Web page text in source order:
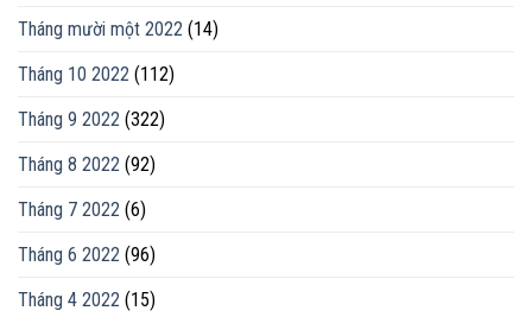
Tháng mười một 2022 (14)
Tháng 10 2022 (112)
Tháng 9 2022 (322)
Tháng 8 2022 (92)
Tháng 7 2022 (6)
Tháng 6 2022 (96)
Tháng 4 2022 (15)